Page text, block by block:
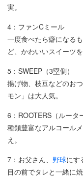
実。
4：ファンCミール
一度食べたら癖になる
ど、かわいいスイーツを
5：SWEEP（3塁側）
揚げ物、枝豆などのお
モン」は大人気。
6：ROOTERS（ルータ
種類豊富なアルコール
え。
7：お父さん、 野球にす
目の前でタレと一緒に